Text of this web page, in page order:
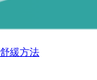
緩方法